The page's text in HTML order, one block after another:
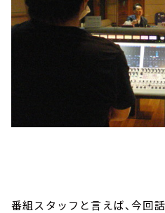
番組スタッフと言えば、今回